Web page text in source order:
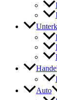
Auto